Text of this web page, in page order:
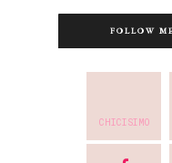
FOLLOW
CHICISIMO